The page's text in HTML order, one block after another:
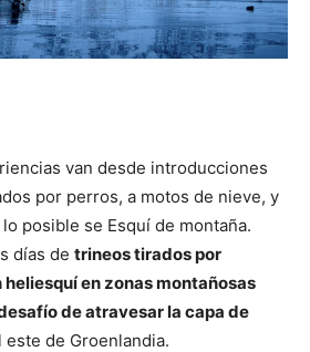
van desde introducciones
por perros, a motos de nieve, y
posible se Esquí de montaña.
días de trineos tirados por
en zonas montañosas
de atravesar la capa de
este de Groenlandia.